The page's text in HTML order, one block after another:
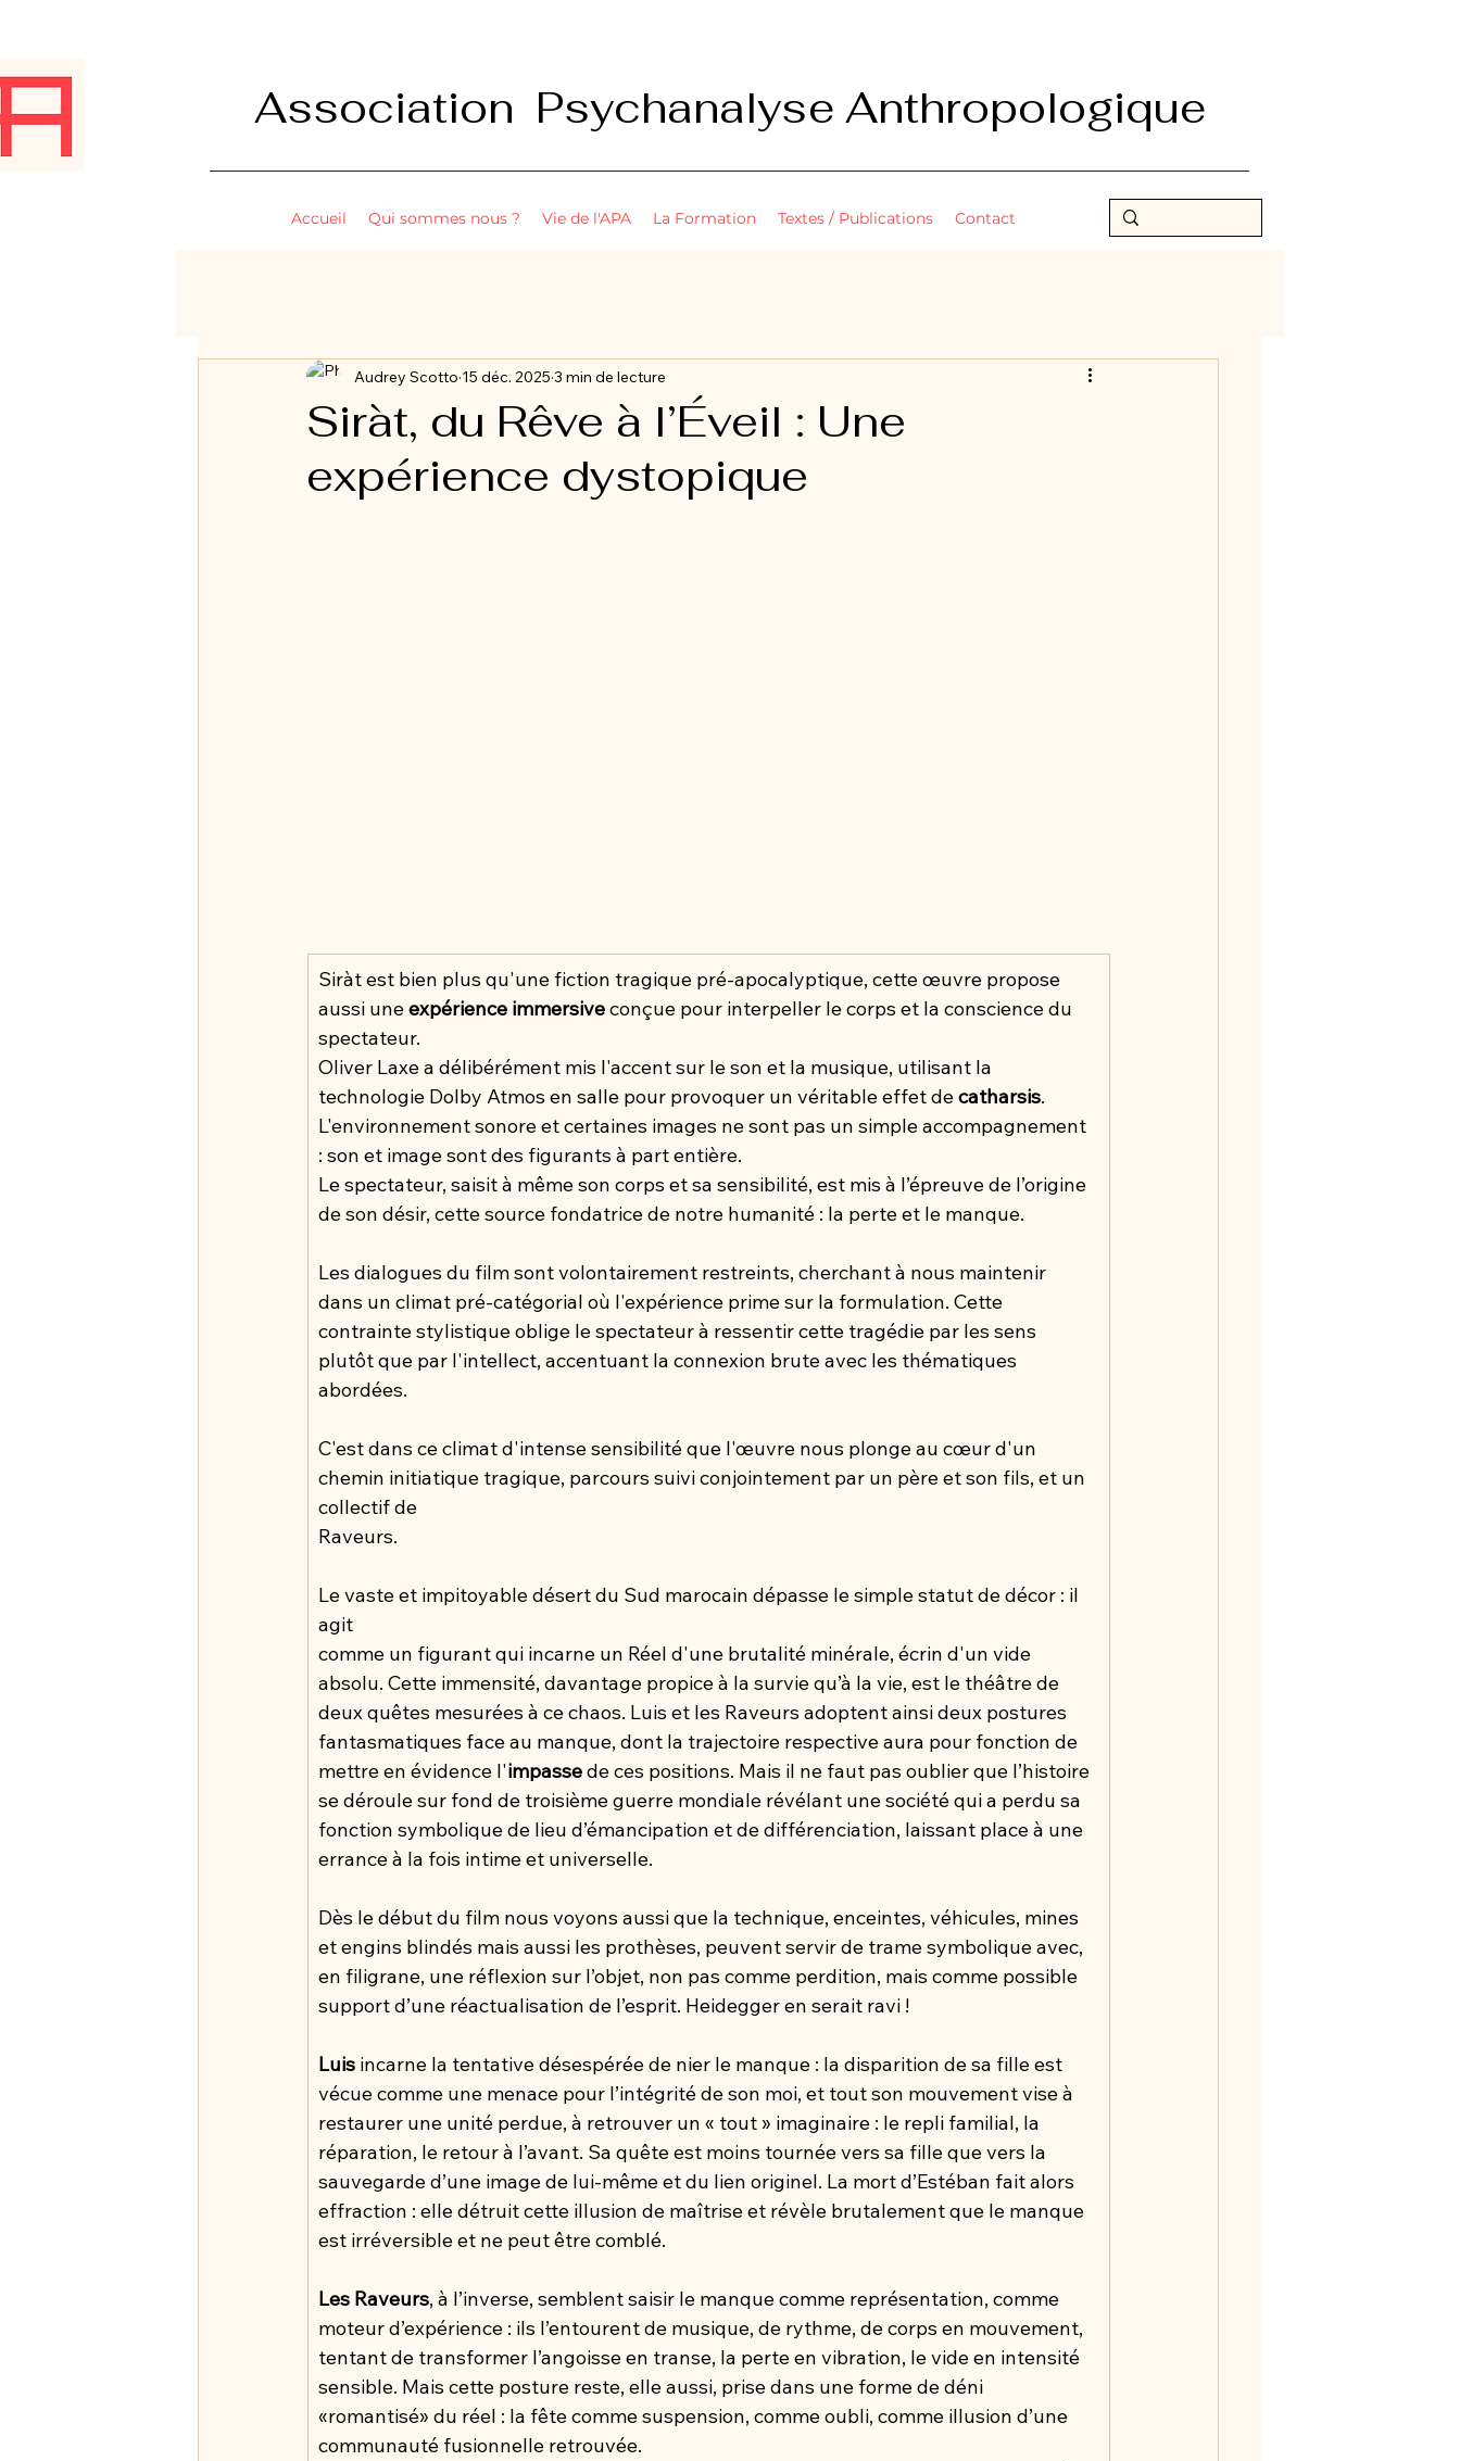
Association Psychanalyse Anthropologique
Accueil Qui sommes nous ? Vie de l'APA La Formation Textes / Publications Contact
Siràt, du Rêve à l’Éveil : Une
expérience dystopique
Audrey Scotto 15 déc. 2025 3 min de lecture
Siràt est bien plus qu'une fiction tragique pré-apocalyptique, cette œuvre propose
aussi une expérience immersive conçue pour interpeller le corps et la conscience du
spectateur.
Oliver Laxe a délibérément mis l'accent sur le son et la musique, utilisant la
technologie Dolby Atmos en salle pour provoquer un véritable effet de catharsis.
L'environnement sonore et certaines images ne sont pas un simple accompagnement
: son et image sont des figurants à part entière.
Le spectateur, saisit à même son corps et sa sensibilité, est mis à l’épreuve de l’origine
de son désir, cette source fondatrice de notre humanité : la perte et le manque.
Les dialogues du film sont volontairement restreints, cherchant à nous maintenir
dans un climat pré-catégorial où l'expérience prime sur la formulation. Cette
contrainte stylistique oblige le spectateur à ressentir cette tragédie par les sens
plutôt que par l'intellect, accentuant la connexion brute avec les thématiques
abordées.
C'est dans ce climat d'intense sensibilité que l'œuvre nous plonge au cœur d'un
chemin initiatique tragique, parcours suivi conjointement par un père et son fils, et un
collectif de
Raveurs.
Le vaste et impitoyable désert du Sud marocain dépasse le simple statut de décor : il
agit
comme un figurant qui incarne un Réel d'une brutalité minérale, écrin d'un vide
absolu. Cette immensité, davantage propice à la survie qu’à la vie, est le théâtre de
deux quêtes mesurées à ce chaos. Luis et les Raveurs adoptent ainsi deux postures
fantasmatiques face au manque, dont la trajectoire respective aura pour fonction de
mettre en évidence l'impasse de ces positions. Mais il ne faut pas oublier que l’histoire
se déroule sur fond de troisième guerre mondiale révélant une société qui a perdu sa
fonction symbolique de lieu d’émancipation et de différenciation, laissant place à une
errance à la fois intime et universelle.
Dès le début du film nous voyons aussi que la technique, enceintes, véhicules, mines
et engins blindés mais aussi les prothèses, peuvent servir de trame symbolique avec,
en filigrane, une réflexion sur l’objet, non pas comme perdition, mais comme possible
support d’une réactualisation de l’esprit. Heidegger en serait ravi !
Luis incarne la tentative désespérée de nier le manque : la disparition de sa fille est
vécue comme une menace pour l’intégrité de son moi, et tout son mouvement vise à
restaurer une unité perdue, à retrouver un « tout » imaginaire : le repli familial, la
réparation, le retour à l’avant. Sa quête est moins tournée vers sa fille que vers la
sauvegarde d’une image de lui-même et du lien originel. La mort d’Estéban fait alors
effraction : elle détruit cette illusion de maîtrise et révèle brutalement que le manque
est irréversible et ne peut être comblé.
Les Raveurs, à l’inverse, semblent saisir le manque comme représentation, comme
moteur d’expérience : ils l’entourent de musique, de rythme, de corps en mouvement,
tentant de transformer l’angoisse en transe, la perte en vibration, le vide en intensité
sensible. Mais cette posture reste, elle aussi, prise dans une forme de déni
«romantisé» du réel : la fête comme suspension, comme oubli, comme illusion d’une
communauté fusionnelle retrouvée.